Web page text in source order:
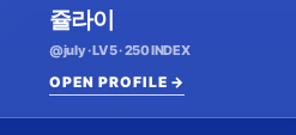
쥴라이
@july · LV 5 · 250 INDEX
OPEN PROFILE →